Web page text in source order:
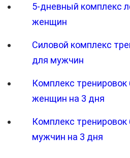
5-дневный комплекс
женщин
Силовой комплекс
для мужчин
Комплекс тренировок
женщин на 3 дня
Комплекс тренировок
мужчин на 3 дня